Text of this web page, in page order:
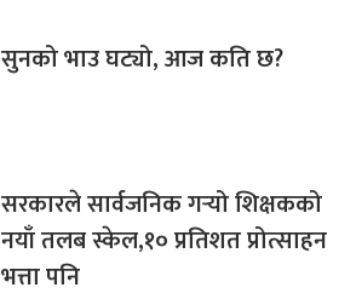
सुनको भाउ घट्यो, आज कति छ?
सरकारले सार्वजनिक गर्‍यो शिक्षकको
नयाँ तलब स्केल,१० प्रतिशत प्रोत्साहन
भत्ता पनि